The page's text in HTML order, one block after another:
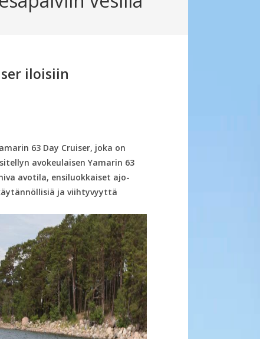
iloisiin
63 Day Cruiser, joka on
avokeulaisen Yamarin 63
avotila, ensiluokkaiset ajo-
ja viihtyvyyttä